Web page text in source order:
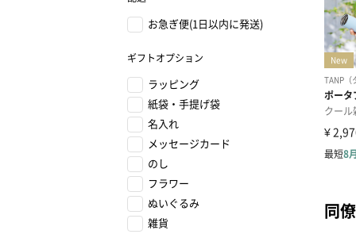
お急ぎ便(1日以内に発送)
ギフトオプション
ラッピング
紙袋・手提げ袋
名入れ
メッセージカード
のし
フラワー
ぬいぐるみ
雑貨
同